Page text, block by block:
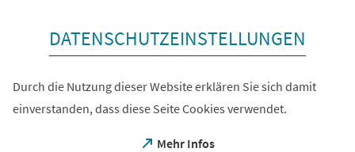
DATENSCHUTZEINSTELLUNGEN
Durch die Nutzung dieser Website erklären Sie sich damit
einverstanden, dass diese Seite Cookies verwendet.
Mehr Infos
(Öffnet